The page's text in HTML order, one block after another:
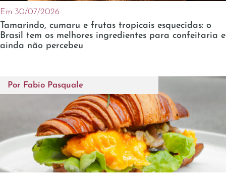
Em 30/07/2026
Tamarindo, cumaru e frutas tropicais esquecidas: o
Brasil tem os melhores ingredientes para confeitaria e
ainda não percebeu
Por Fabio Pasquale